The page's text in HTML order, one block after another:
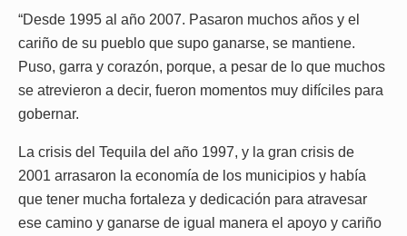
“Desde 1995 al año 2007. Pasaron muchos años y el
cariño de su pueblo que supo ganarse, se mantiene.
Puso, garra y corazón, porque, a pesar de lo que muchos
se atrevieron a decir, fueron momentos muy difíciles para
gobernar.
La crisis del Tequila del año 1997, y la gran crisis de
2001 arrasaron la economía de los municipios y había
que tener mucha fortaleza y dedicación para atravesar
ese camino y ganarse de igual manera el apoyo y cariño